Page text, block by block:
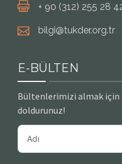
+ 90 (312) 255 28
bilgi@tukder.org.tr
E-BÜLTEN
Bültenlerimizi almak için
doldurunuz!